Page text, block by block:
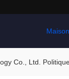
Maison
Co., Ltd.